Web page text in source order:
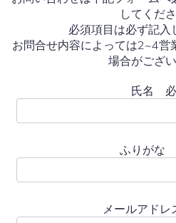
してくださ
必須項目は必ず記入
お問合せ内容によっては2~4営
場合がござい
氏名
ふりがな
メールアド